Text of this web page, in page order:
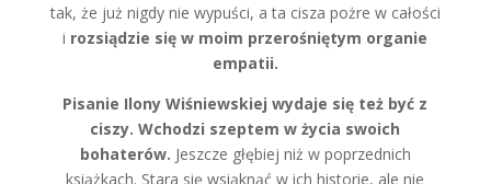
tak, że już nigdy nie wypuści, a ta cisza pożre w całości
i rozsiądzie się w moim przerośniętym organie
empatii.
Pisanie Ilony Wiśniewskiej wydaje się też być z
ciszy. Wchodzi szeptem w życia swoich
bohaterów. Jeszcze głębiej niż w poprzednich
książkach. Stara się wsiąknąć w ich historie, ale nie